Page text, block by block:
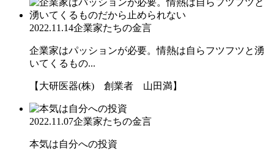
2022.11.14企業家たちの金言
企業家はパッションが必要。情熱は自らフツフツと湧
いてくるもの...
【大研医器(株) 創業者 山田満】
2022.11.07企業家たちの金言
本気は自分への投資